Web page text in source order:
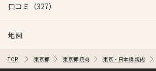
口コミ （327）
地図
TOP 東京都 東京都 焼肉 東京・日本橋 焼肉